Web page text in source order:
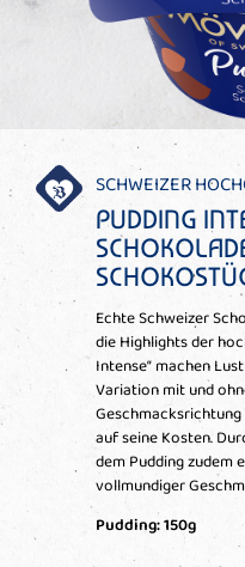
SCHWEIZER
PUDDING
Echte Schweizer
die Highlights der
Intense“ machen
Variation mit und
auf seine Kosten.
dem Pudding zudem
vollmundiger
Pudding: 150g